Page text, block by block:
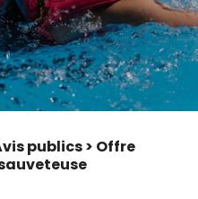
publics > Offre